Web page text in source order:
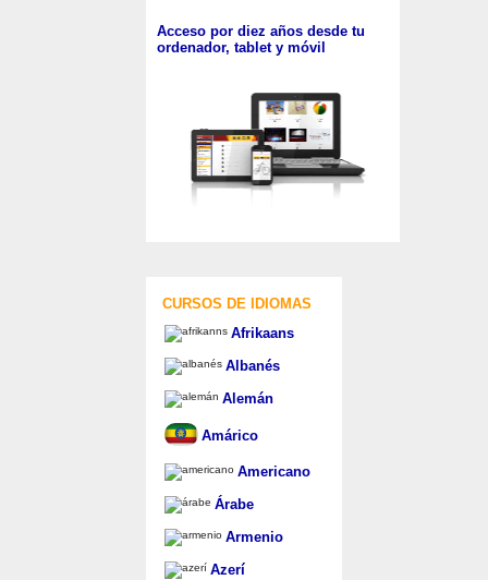
Acceso por diez años desde tu
ordenador, tablet y móvil
CURSOS DE IDIOMAS
Afrikaans
Albanés
Alemán
Amárico
Americano
Árabe
Armenio
Azerí